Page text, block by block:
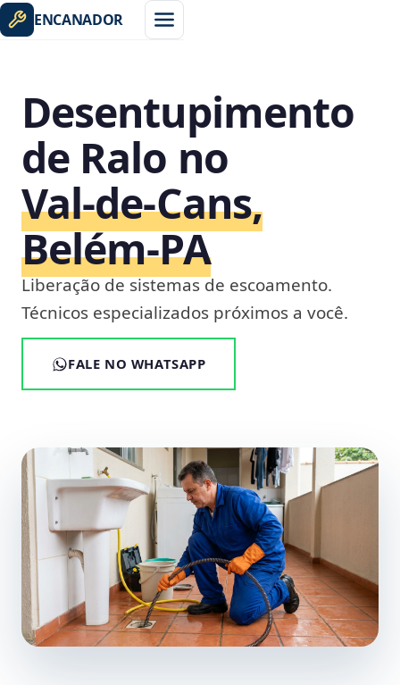
ENCANADOR
Desentupimento
de Ralo no
Val-de-Cans,
Belém‑PA
Liberação de sistemas de escoamento.
Técnicos especializados próximos a você.
FALE NO WHATSAPP